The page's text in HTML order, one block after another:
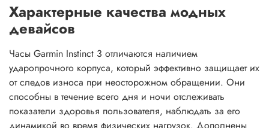
Характерные качества модных
девайсов
Часы Garmin Instinct 3 отличаются наличием
ударопрочного корпуса, который эффективно защищает их
от следов износа при неосторожном обращении. Они
способны в течение всего дня и ночи отслеживать
показатели здоровья пользователя, наблюдать за его
динамикой во время физических нагрузок. Дополнены